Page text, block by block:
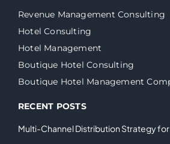
Revenue Management Consulting
Hotel Consulting
Hotel Management
Boutique Hotel Consulting
Boutique Hotel Management
RECENT POSTS
Multi-Channel Distribution Strategy